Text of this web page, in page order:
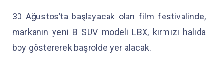
30 Ağustos’ta başlayacak olan film festivalinde,
markanın yeni B SUV modeli LBX, kırmızı halıda
boy göstererek başrolde yer alacak.